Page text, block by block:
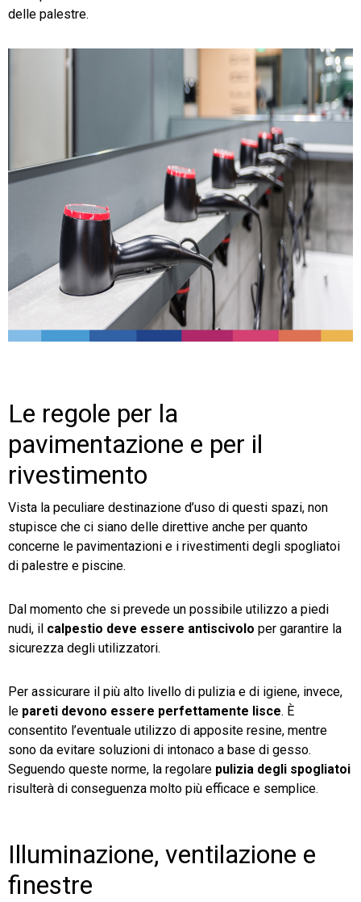
delle palestre.
Le regole per la
pavimentazione e per il
rivestimento
Vista la peculiare destinazione d’uso di questi spazi, non
stupisce che ci siano delle direttive anche per quanto
concerne le pavimentazioni e i rivestimenti degli spogliatoi
di palestre e piscine.
Dal momento che si prevede un possibile utilizzo a piedi
nudi, il calpestio deve essere antiscivolo per garantire la
sicurezza degli utilizzatori.
Per assicurare il più alto livello di pulizia e di igiene, invece,
le pareti devono essere perfettamente lisce. È
consentito l’eventuale utilizzo di apposite resine, mentre
sono da evitare soluzioni di intonaco a base di gesso.
Seguendo queste norme, la regolare pulizia degli spogliatoi
risulterà di conseguenza molto più efficace e semplice.
Illuminazione, ventilazione e
finestre